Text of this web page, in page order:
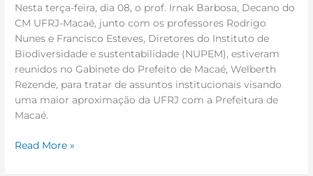
Nesta terça-feira, dia 08, o prof. Irnak Barbosa, Decano do
CM UFRJ-Macaé, junto com os professores Rodrigo
Nunes e Francisco Esteves, Diretores do Instituto de
Biodiversidade e sustentabilidade (NUPEM), estiveram
reunidos no Gabinete do Prefeito de Macaé, Welberth
Rezende, para tratar de assuntos institucionais visando
uma maior aproximação da UFRJ com a Prefeitura de
Macaé.
Read More »